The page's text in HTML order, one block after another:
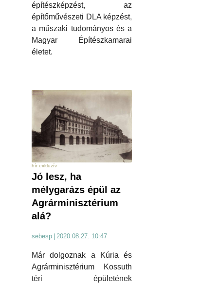
építészképzést, az
építőművészeti DLA képzést,
a műszaki tudományos és a
Magyar Építészkamarai
életet.
hír exkluzív
Jó lesz, ha
mélygarázs épül az
Agrárminisztérium
alá?
sebesp 2020.08.27. 10:47
Már dolgoznak a Kúria és
Agrárminisztérium Kossuth
téri épületének